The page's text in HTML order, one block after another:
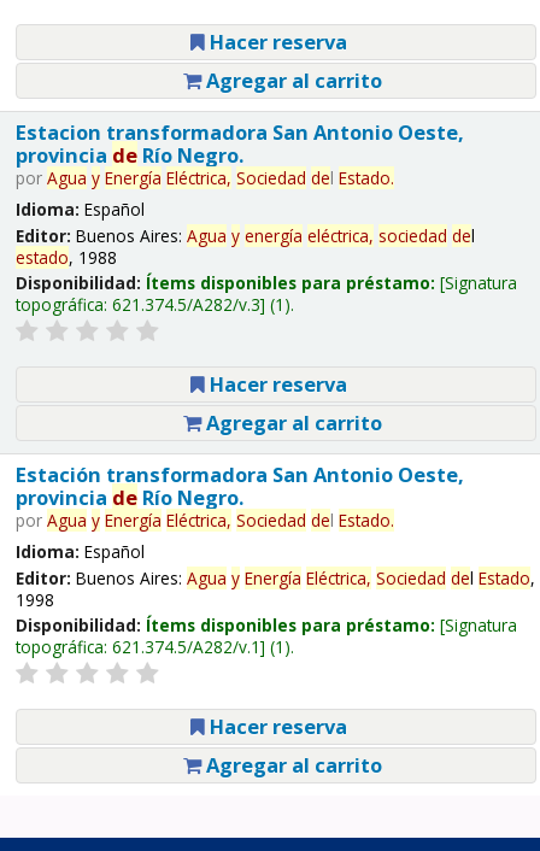
Hacer reserva
Agregar al carrito
Estacion transformadora San Antonio Oeste,
provincia deRío Negro.
por Agua y Energía Eléctrica, Sociedad del Estado.
Idioma: Español
Editor: Buenos Aires: Agua y energía eléctrica, sociedad del
estado, 1988
Disponibilidad: Ítems disponibles para préstamo: Signatura
topográfica: 621.374.5/A282/v.3 (1).
Hacer reserva
Agregar al carrito
Estación transformadora San Antonio Oeste,
provincia deRío Negro.
por Agua y Energía Eléctrica, Sociedad del Estado.
Idioma: Español
Editor: Buenos Aires: Agua y Energía Eléctrica, Sociedad del Estado,
1998
Disponibilidad: Ítems disponibles para préstamo: Signatura
topográfica: 621.374.5/A282/v.1 (1).
Hacer reserva
Agregar al carrito